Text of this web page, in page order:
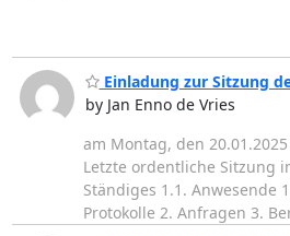
Einladung zur Sitzung
by Jan Enno de Vries
am Montag, den
Letzte ordentliche Sitzung
Ständiges 1.1. Anwesende
Protokolle 2. Anfragen 3.